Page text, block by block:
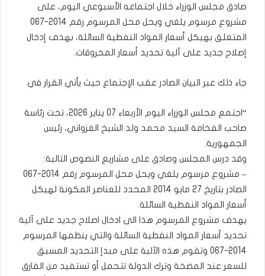
صادق مجلس الوزراء خلال اجتماعه الأسبوعي اليوم، على
مشروع مرسوم يلغي ويحل محل المرسوم رقم 2014-067
المتعلق بهيكل أسعار المواد النفطية السائلة، بهدف إدخال
إصلاح جديد على آلية تحديد أسعار المحروقات.
جاء ذلك عبر البيان الصادر عقب الإجتماع حيث يأتي القرار في
“اجتمع مجلس الوزراء اليوم الأربعاء 07 يناير 2026، تحت رئاسة
صاحب الفخامة السيد محمد ولد الشيخ الغزواني، رئيس
الجمهورية.
وقد درس المجلس وصادق على مشاريع النصوص التالية:
– مشروع مرسوم يلغي ويحل محل المرسوم رقم 2014-067
الصادر بتاريخ 27 مايو 2014 المحدد للعناصر المكونة لهيكل
أسعار المواد النفطية السائلة.
يهدف مشروع المرسوم هذا الى ادخال اصلاح جديد على آلية
تحديد أسعار المواد النفطية السائلة والتي ينظمها المرسوم
2014-067 وتقوم هذه الآلية على مبدإ التحديد المسبق
للسعر عند المضخة وترك الدولة تتحمل أو تستفيد من الفارق